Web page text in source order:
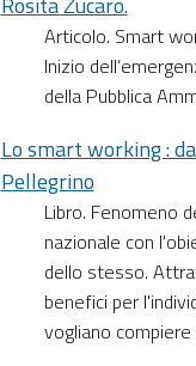
Articolo. Smart
Inizio
della Pubblica
Lo smart working :
Pellegrino
Libro. Fenomeno
nazionale con
dello stesso.
benefici per
vogliano